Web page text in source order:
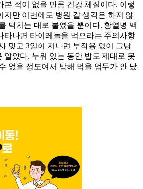
본 적이 없을 만큼 건강 체질이다. 이렇
지만 이번에도 병원 갈 생각은 하지 않
닥치는 대로 붙였을 뿐이다. 황열병 백
타나면 타이레놀을 먹으라는 주의사항
맞고 3일이 지나면 부작용 없이 그냥
알았다. 누워 있는 동안 밥도 제대로 못
없을 정도여서 밥해 먹을 엄두가 안 났